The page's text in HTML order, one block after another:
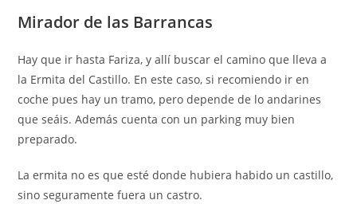
Mirador de las Barrancas
Hay que ir hasta Fariza, y allí buscar el camino que lleva a
la Ermita del Castillo. En este caso, si recomiendo ir en
coche pues hay un tramo, pero depende de lo andarines
que seáis. Además cuenta con un parking muy bien
preparado.
La ermita no es que esté donde hubiera habido un castillo,
sino seguramente fuera un castro.